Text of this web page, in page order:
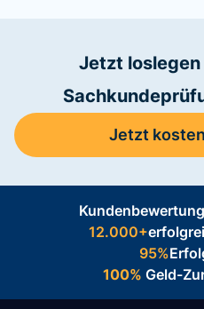
Jetzt
Jetzt
12.000+
95%
100% Geld-